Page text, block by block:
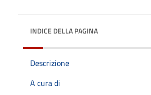
INDICE DELLA PAGINA
Descrizione
A cura di